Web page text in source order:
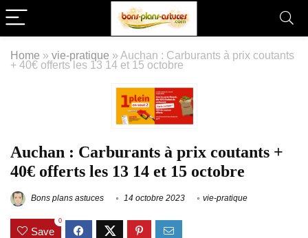
Home » vie-pratique » Auchan : Carburants à prix coutants
+ 40€ offerts les 13 14 et 15 octobre
Auchan : Carburants à prix coutants +
40€ offerts les 13 14 et 15 octobre
Bons plans astuces 14 octobre 2023 vie-pratique
Save
0